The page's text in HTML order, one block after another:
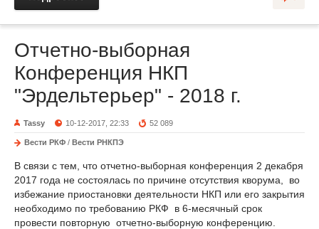
Отчетно-выборная
Конференция НКП
"Эрдельтерьер" - 2018 г.
Tassy 10-12-2017, 22:33 52 089
Вести РКФ / Вести РНКПЭ
В связи с тем, что отчетно-выборная конференция 2 декабря
2017 года не состоялась по причине отсутствия кворума, во
избежание приостановки деятельности НКП или его закрытия
необходимо по требованию РКФ в 6-месячный срок
провести повторную отчетно-выборную конференцию.